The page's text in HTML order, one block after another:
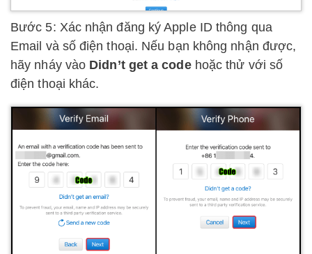
Bước 5: Xác nhận đăng ký Apple ID thông qua
Email và số điện thoại. Nếu bạn không nhận được,
hãy nháy vào Didn’t get a codehoặc thử với số
điện thoại khác.